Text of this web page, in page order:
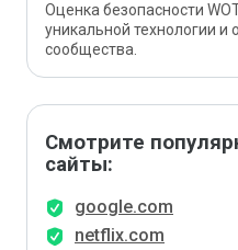
Оценка безопасности
уникальной технологии и
сообщества.
Смотрите
сайты:
google.com
netflix.com